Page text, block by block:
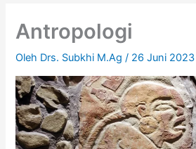
Antropologi
Oleh Drs. Subkhi M.Ag/ 26 Juni 2023